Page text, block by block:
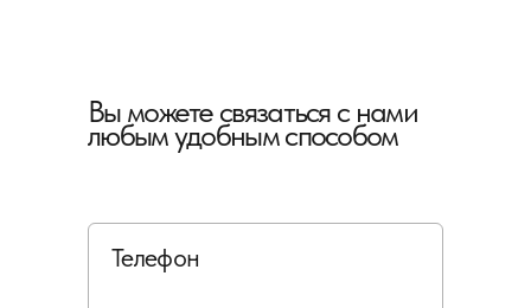
Вы можете связаться с нами
любым удобным способом
Телефон